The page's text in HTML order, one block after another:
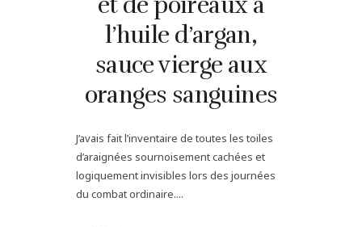
l’huile d’argan,
sauce vierge aux
oranges sanguines
J’avais fait l’inventaire de toutes les toiles
d’araignées sournoisement cachées et
logiquement invisibles lors des journées
du combat ordinaire....